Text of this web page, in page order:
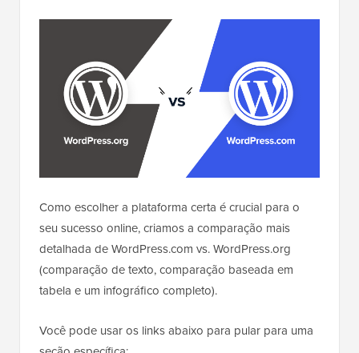
Como escolher a plataforma certa é crucial para o
seu sucesso online, criamos a comparação mais
detalhada de WordPress.com vs. WordPress.org
(comparação de texto, comparação baseada em
tabela e um infográfico completo).
Você pode usar os links abaixo para pular para uma